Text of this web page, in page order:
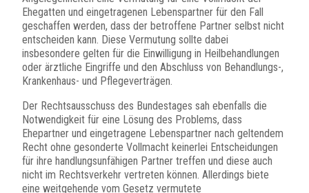
Ehegatten und eingetragenen Lebenspartner für den Fall
geschaffen werden, dass der betroffene Partner selbst nicht
entscheiden kann. Diese Vermutung sollte dabei
insbesondere gelten für die Einwilligung in Heilbehandlungen
oder ärztliche Eingriffe und den Abschluss von Behandlungs-,
Krankenhaus- und Pflegeverträgen.
Der Rechtsausschuss des Bundestages sah ebenfalls die
Notwendigkeit für eine Lösung des Problems, dass
Ehepartner und eingetragene Lebenspartner nach geltendem
Recht ohne gesonderte Vollmacht keinerlei Entscheidungen
für ihre handlungsunfähigen Partner treffen und diese auch
nicht im Rechtsverkehr vertreten können. Allerdings biete
eine weitgehende vom Gesetz vermutete